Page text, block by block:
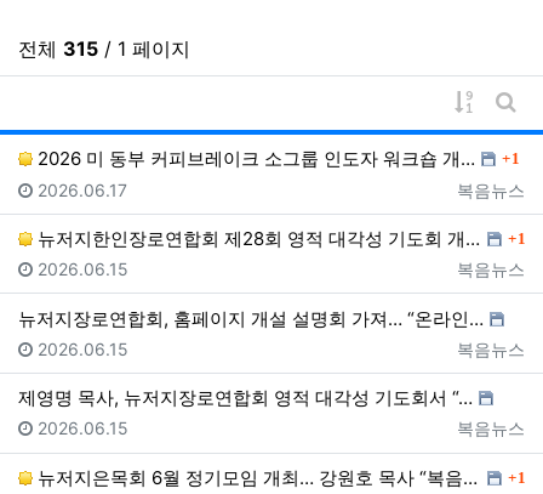
전체 315 / 1 페이지
게시물
게
2026 미 동부 커피브레이크 소그룹 인도자 워크숍 개…
댓글
1
등록자
복음뉴스
등록일
2026.06.17
뉴저지한인장로연합회 제28회 영적 대각성 기도회 개최…… 댓글
1
등록자
복음뉴스
등록일
2026.06.15
뉴저지장로연합회, 홈페이지 개설 설명회 가져… “온라인…
등록자
복음뉴스
등록일
2026.06.15
제영명 목사, 뉴저지장로연합회 영적 대각성 기도회서 “…
등록자
복음뉴스
등록일
2026.06.15
뉴저지은목회 6월 정기모임 개최… 강원호 목사 “복음은… 댓글
1